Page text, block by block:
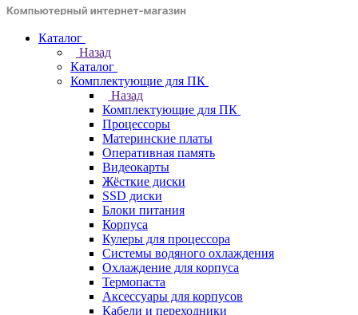
Каталог
Назад
Каталог
Комплектующие для ПК
Назад
Комплектующие для ПК
Процессоры
Материнские платы
Оперативная память
Видеокарты
Жёсткие диски
SSD диски
Блоки питания
Корпуса
Кулеры для процессора
Системы водяного охлаждения
Охлаждение для корпуса
Термопаста
Аксессуары для корпусов
Кабели и переходники